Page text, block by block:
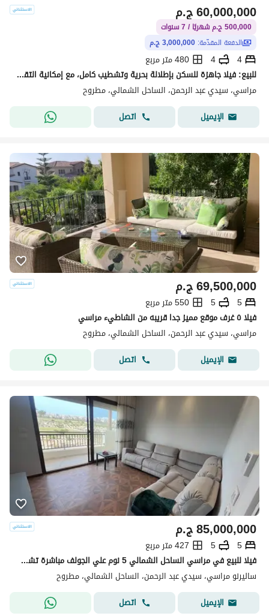
ج.م60,000,000
500,000 ج.م شهريًا / 7 سنوات
الدفعة المقدّمة: 3,000,000 ج.م
4
4
480 متر مربع
للبيع: فيلا جاهزة للسكن بإطلالة بحرية وتشطيب كامل، مع إمكانية التقسيط على 7 سنوات - وحدات محدودة!
مراسي، سيدي عبد الرحمن، الساحل الشمالي، مطروح
الإيميل
اتصل
ج.م69,500,000
5
5
550 متر مربع
فيلا ٥ غرف موقع مميز جدا قريبه من الشاطيء مراسي
مراسي، سيدي عبد الرحمن، الساحل الشمالي، مطروح
الإيميل
اتصل
ج.م85,000,000
5
5
427 متر مربع
فيلا للبيع في مراسي الساحل الشمالي 5 نوم علي الجولف مباشرة تشطيب فندقي بالعفش و التكيفات اول سكن 700م
ساليرنو مراسي، سيدي عبد الرحمن، الساحل الشمالي، مطروح
الإيميل
اتصل